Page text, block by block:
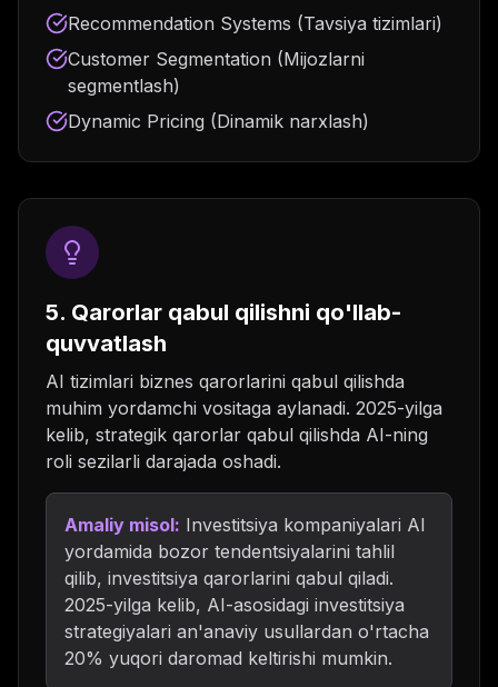
Recommendation Systems (Tavsiya tizimlari)
Customer Segmentation (Mijozlarni
segmentlash)
Dynamic Pricing (Dinamik narxlash)
5. Qarorlar qabul qilishni qo'llab-
quvvatlash
AI tizimlari biznes qarorlarini qabul qilishda
muhim yordamchi vositaga aylanadi. 2025-yilga
kelib, strategik qarorlar qabul qilishda AI-ning
roli sezilarli darajada oshadi.
Amaliy misol: Investitsiya kompaniyalari AI
yordamida bozor tendentsiyalarini tahlil
qilib, investitsiya qarorlarini qabul qiladi.
2025-yilga kelib, AI-asosidagi investitsiya
strategiyalari an'anaviy usullardan o'rtacha
20% yuqori daromad keltirishi mumkin.